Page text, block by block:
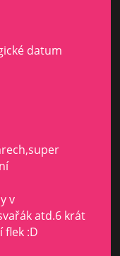
datum
v
atd.6 krát
flek :D